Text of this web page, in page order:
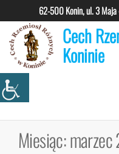
do
treści
62-500 Konin, ul. 3
Cech
Koninie
Miesiąc: